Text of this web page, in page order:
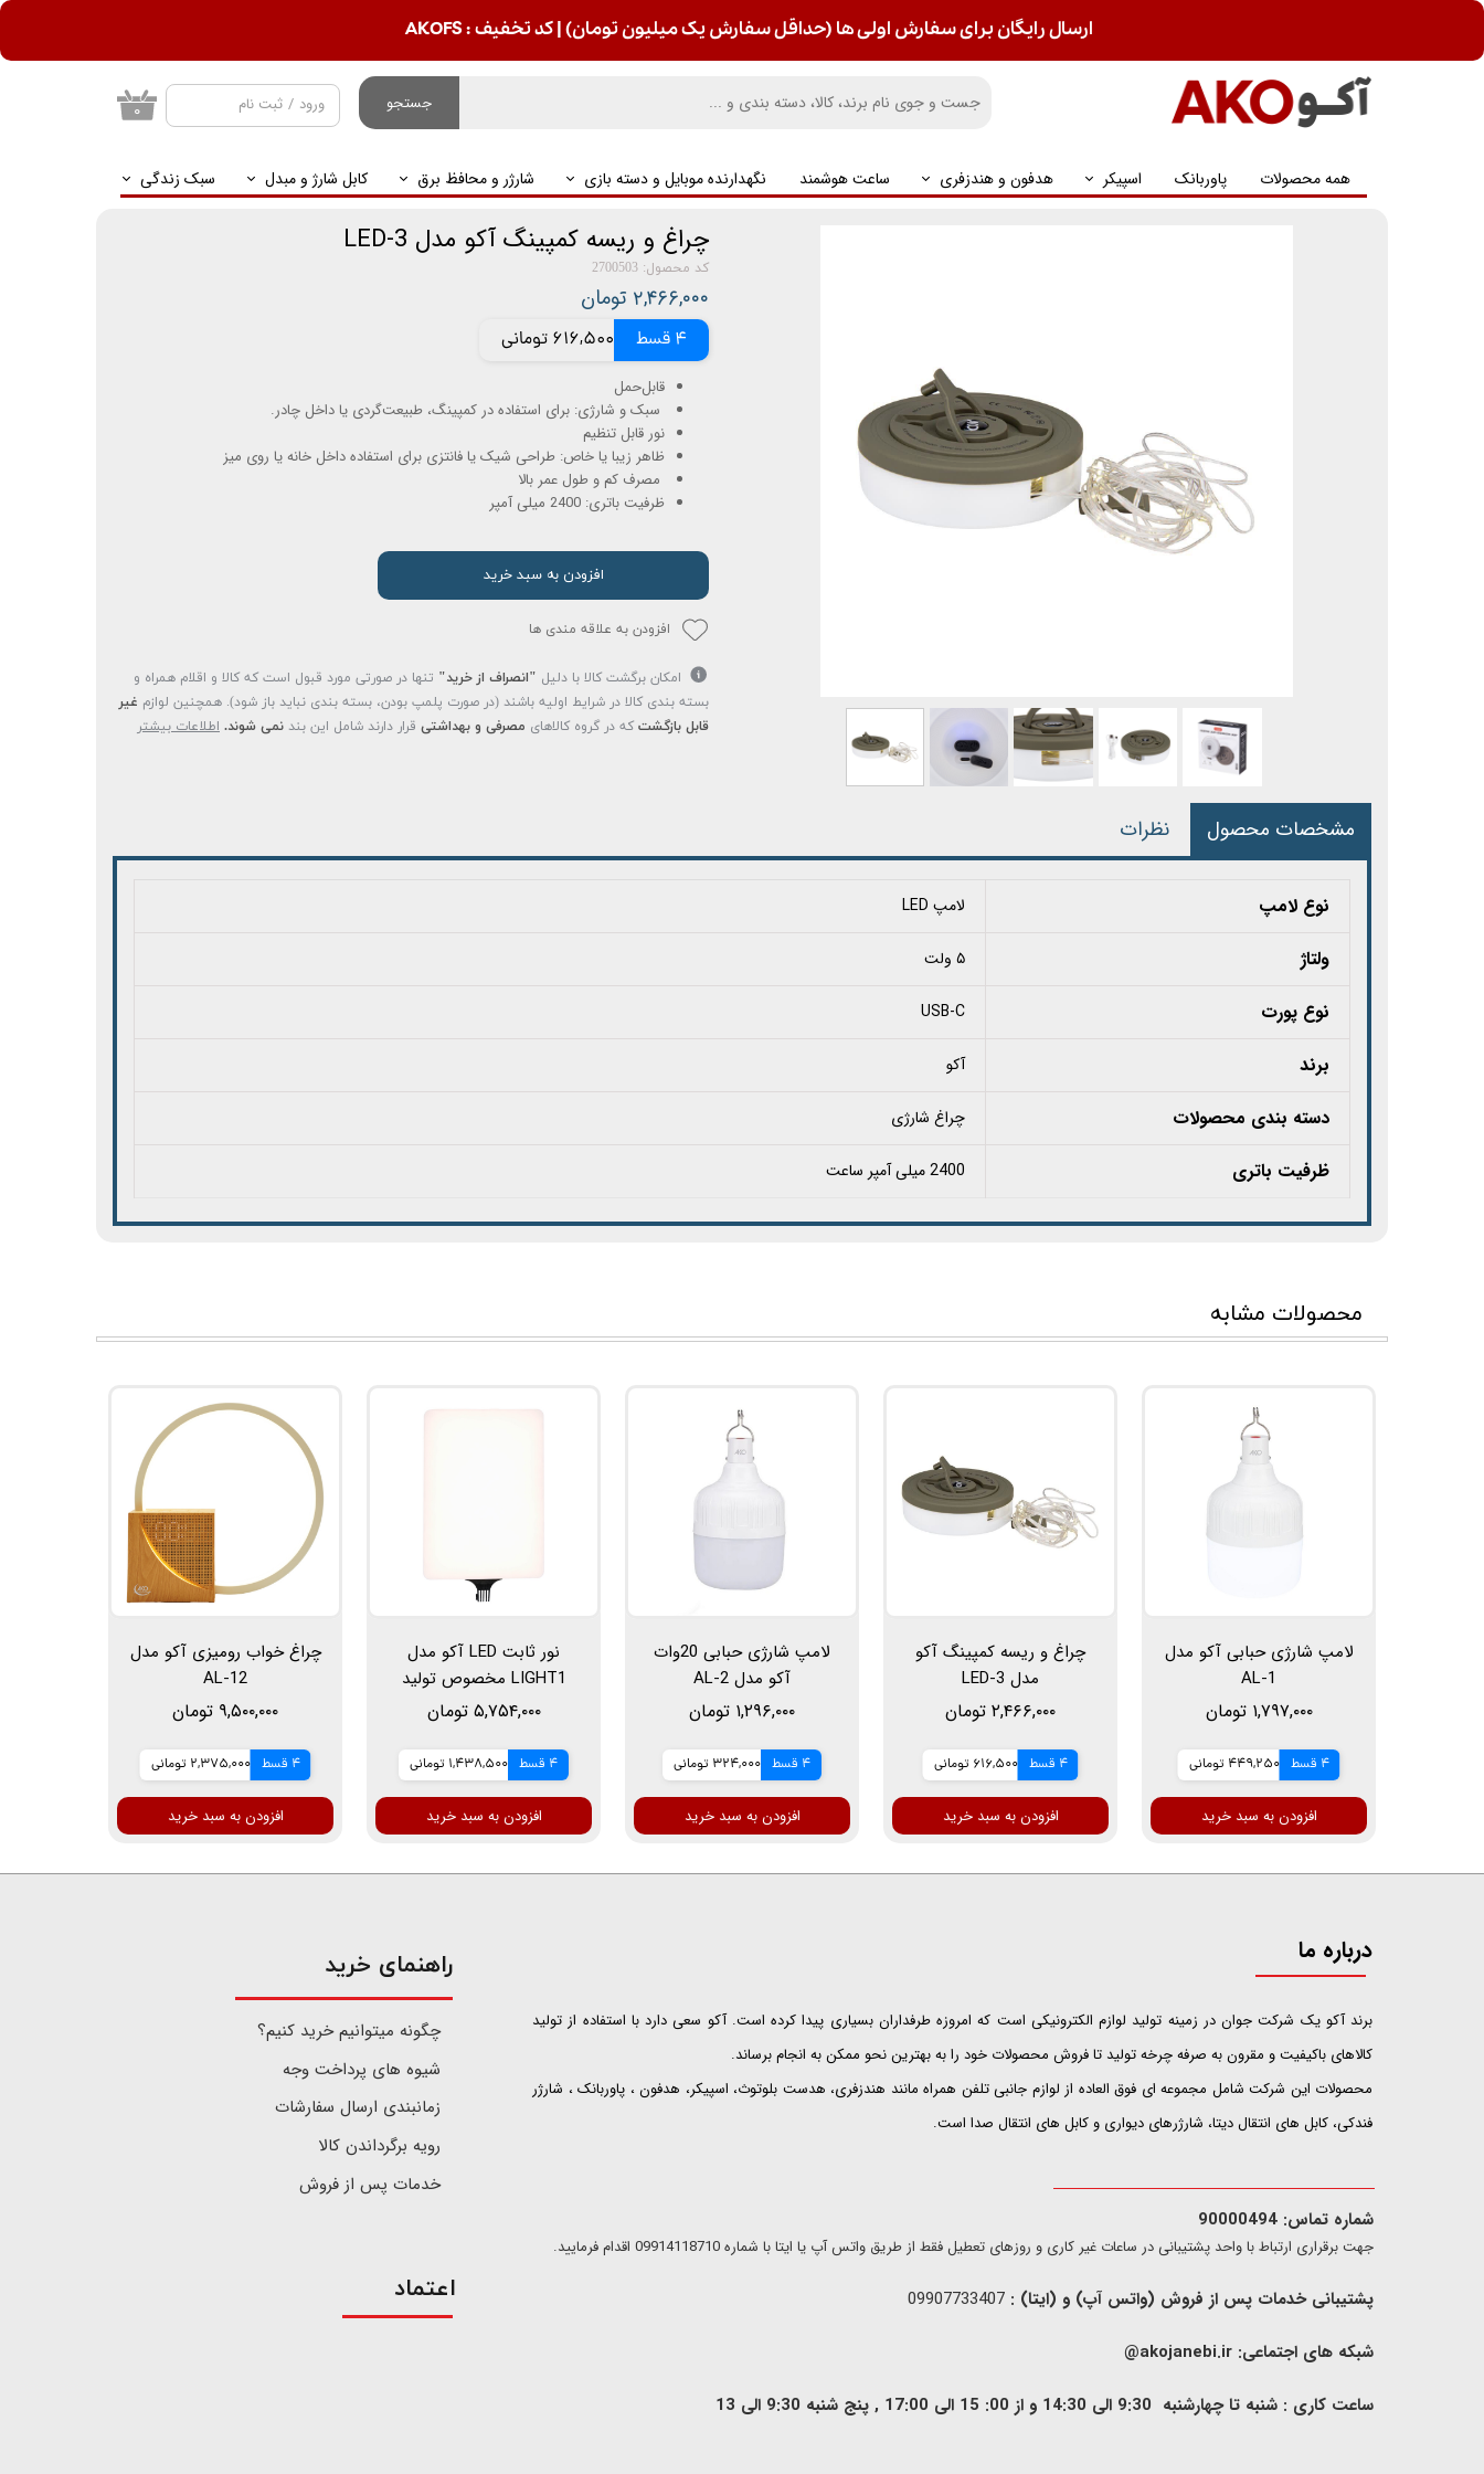
جستجو
همه محصولات پاوربانک اسپیکر هدفون و هندزفری ساعت هوشمند نگهدارنده موبایل و دسته بازی شارژر و محافظ برق کابل شارژ و مبدل سبک زندگی
ورود / ثبت نام
تغییر گذر واژه
۰
ارسال رایگان برای سفارش اولی ها (حداقل سفارش یک میلیون تومان) | کد تخفیف : AKOFS
چراغ و ریسه کمپینگ آکو مدل LED-3
کد محصول: 2700503
۲,۴۶۶,۰۰۰ تومان
4 قسط 616,500 تومانی
قابل‌حمل
سبک و شارژی: برای استفاده در کمپینگ، طبیعت‌گردی یا داخل چادر.
نور قابل تنظیم
ظاهر زیبا یا خاص: طراحی شیک یا فانتزی برای استفاده داخل خانه یا روی میز
مصرف کم و طول عمر بالا
ظرفیت باتری: 2400 میلی آمپر
افزودن به سبد خرید
افزودن به علاقه مندی ها
امکان برگشت کالا با دلیل "انصراف از خرید" تنها در صورتی مورد قبول است که کالا و اقلام همراه و
بسته بندی کالا در شرایط اولیه باشند (در صورت پلمپ بودن، بسته بندی نباید باز شود). همچنین لوازم غیر
قابل بازگشت که در گروه کالاهای مصرفی و بهداشتی قرار دارند شامل این بند نمی شوند. اطلاعات بیشتر
مشخصات محصول نظرات
نوع لامپ لامپ LED
ولتاژ ۵ ولت
نوع پورت USB-C
برند آکو
دسته بندی محصولات چراغ شارژی
ظرفیت باتری 2400 میلی آمپر ساعت
محصولات مشابه
لامپ شارژی حبابی آکو مدل
AL-1
۱,۷۹۷,۰۰۰ تومان
4 قسط 449,250 تومانی
افزودن به سبد خرید
چراغ و ریسه کمپینگ آکو
مدل LED-3
۲,۴۶۶,۰۰۰ تومان
4 قسط 616,500 تومانی
افزودن به سبد خرید
لامپ شارژی حبابی 20وات
آکو مدل AL-2
۱,۲۹۶,۰۰۰ تومان
4 قسط 324,000 تومانی
افزودن به سبد خرید
نور ثابت LED آکو مدل
LIGHT1 مخصوص تولید
محتوا و عکاسی تبلیغاتی و
۵,۷۵۴,۰۰۰ تومان
4 قسط 1,438,500 تومانی
افزودن به سبد خرید
چراغ خواب رومیزی آکو مدل
AL-12
۹,۵۰۰,۰۰۰ تومان
4 قسط 2,375,000 تومانی
افزودن به سبد خرید
درباره ما
​​​​​​​برند آکو یک شرکت جوان در زمینه تولید لوازم الکترونیکی است که امروزه طرفداران بسیاری پیدا کرده است. آکو سعی دارد با استفاده از تولید
کالاهای باکیفیت و مقرون به صرفه چرخه تولید تا فروش محصولات خود را به بهترین نحو ممکن به انجام برساند.
محصولات این شرکت شامل مجموعه ای فوق العاده از لوازم جانبی تلفن همراه مانند هندزفری، هدست بلوتوث، اسپیکر، هدفون ، پاوربانک ، شارژر
فندکی، کابل های انتقال دیتا، شارژرهای دیواری و کابل های انتقال صدا است.
شماره تماس: 90000494
​​جهت برقراری ارتباط با واحد پشتیبانی در ساعات غیر کاری و روزهای تعطیل فقط از طریق واتس آپ یا ایتا با شماره 09914118710 اقدام فرمایید.
پشتیبانی خدمات پس از فروش (واتس آپ) و (ایتا) :
شبکه های اجتماعی: akojanebi.ir@
ساعت کاری : شنبه تا چهارشنبه 9:30 الی 14:30 و از 00: 15 الی 17:00 , پنج شنبه 9:30 الی 13
​راهنمای خرید
چگونه میتوانیم خرید کنیم؟
شیوه های پرداخت وجه
زمانبندی ارسال سفارشات
رویه برگرداندن کالا
خدمات پس از فروش
اعتماد